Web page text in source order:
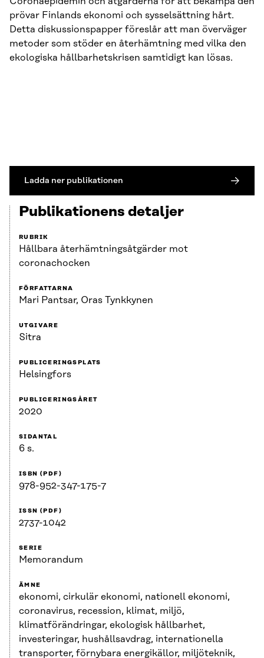
prövar Finlands ekonomi och sysselsättning hårt.
Detta diskussionspapper föreslår att man överväger
metoder som stöder en återhämtning med vilka den
ekologiska hållbarhetskrisen samtidigt kan lösas.
Ladda ner publikationen
Publikationens detaljer
RUBRIK
Hållbara återhämtningsåtgärder mot
coronachocken
FÖRFATTARNA
Mari Pantsar, Oras Tynkkynen
UTGIVARE
Sitra
PUBLICERINGSPLATS
Helsingfors
PUBLICERINGSÅRET
2020
SIDANTAL
6 s.
ISBN (PDF)
978-952-347-175-7
ISSN (PDF)
2737-1042
SERIE
Memorandum
ÄMNE
ekonomi, cirkulär ekonomi, nationell ekonomi,
coronavirus, recession, klimat, miljö,
klimatförändringar, ekologisk hållbarhet,
investeringar, hushållsavdrag, internationella
transporter, förnybara energikällor, miljöteknik,